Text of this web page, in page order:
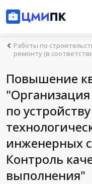
Работы по
ремонту (в
Повышение
по
инженерных
Контроль
выполнения"